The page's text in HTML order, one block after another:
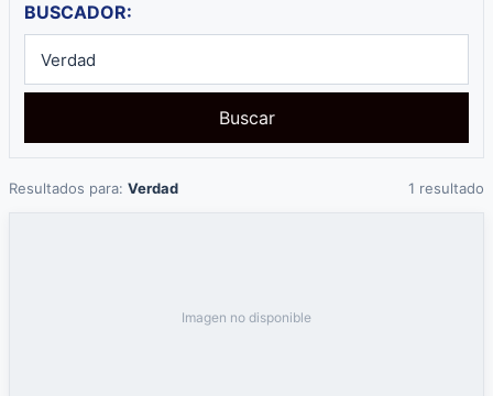
BUSCADOR:
Buscar
Resultados para: Verdad 1 resultado
Imagen no disponible